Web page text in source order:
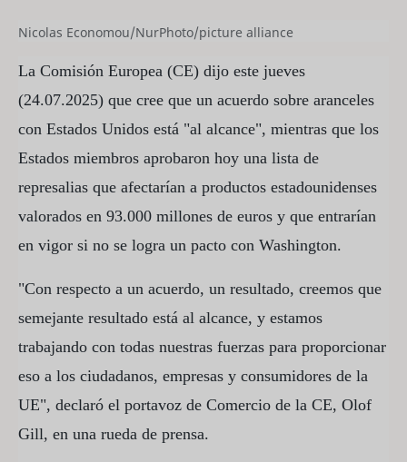
Nicolas Economou/NurPhoto/picture alliance
La Comisión Europea (CE) dijo este jueves
(24.07.2025) que cree que un acuerdo sobre aranceles
con Estados Unidos está "al alcance", mientras que los
Estados miembros aprobaron hoy una lista de
represalias que afectarían a productos estadounidenses
valorados en 93.000 millones de euros y que entrarían
en vigor si no se logra un pacto con Washington.
"Con respecto a un acuerdo, un resultado, creemos que
semejante resultado está al alcance, y estamos
trabajando con todas nuestras fuerzas para proporcionar
eso a los ciudadanos, empresas y consumidores de la
UE", declaró el portavoz de Comercio de la CE, Olof
Gill, en una rueda de prensa.